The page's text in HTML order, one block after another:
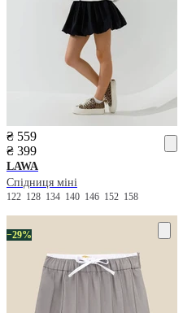
₴ 559
₴ 399
LAWA
Спідниця міні
122 128 134 140 146 152 158
−29%